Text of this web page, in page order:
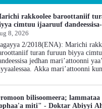
Eegumsa Naannoo
Waa’ee keenya
rakkoolee baroottaniif
cimtuu ijaaruuf
8, 2026
2/2018(ENA): Marichi
turan furuun biyya
jedhan mari’attoonni
Akka mari’attoonni
furuun ijaarsa biyyaaf qooda
hirmaachaa kan jiran
mariin biyyaalessaa kun
bilisoomeera;
miti" - Doktar Abiyyi